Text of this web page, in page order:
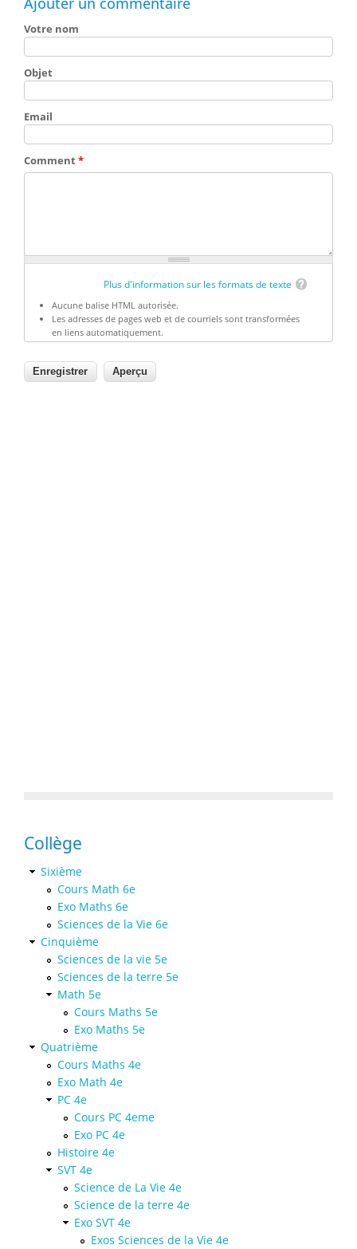
Votre nom
Objet
Email
Comment*
Plus d'information sur les formats de texte
Aucune balise HTML autorisée.
Les adresses de pages web et de courriels sont transformées
en liens automatiquement.
Collège
Sixième
Cours Math 6e
Exo Maths 6e
Sciences de la Vie 6e
Cinquième
Sciences de la vie 5e
Sciences de la terre 5e
Math 5e
Cours Maths 5e
Exo Maths 5e
Quatrième
Cours Maths 4e
Exo Math 4e
PC 4e
Cours PC 4eme
Exo PC 4e
Histoire 4e
SVT 4e
Science de La Vie 4e
Science de la terre 4e
Exo SVT 4e
Exos Sciences de la Vie 4e